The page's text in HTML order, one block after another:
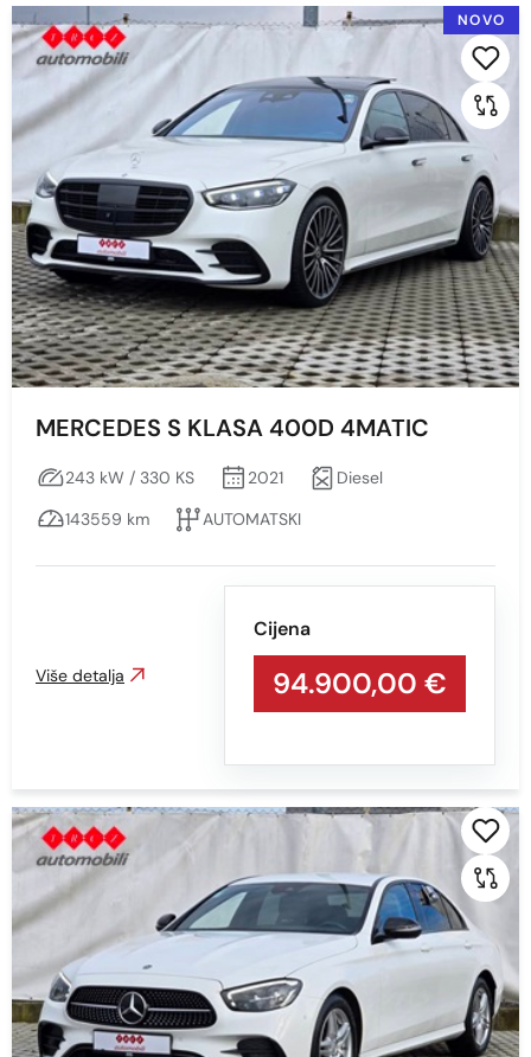
BENZIN-LPG
Diesel
ELEKTRIČNI MOTOR
HIBRIDNO VOZILO
Snaga vozila KS
Min Max
Prikaži Obriši
Mjenjač
Boja
Sve
bijela
BIJELA - S EFEKTOM
BIJELA S EFEKTOM
CRNA
NOVO
MERCEDES S KLASA 400D 4MATIC
243 kW / 330 KS 2021
Diesel
143559 km
AUTOMATSKI
Cijena
94.900,00 €
Više detalja